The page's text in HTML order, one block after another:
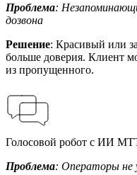
Проблема:
дозвона
Решение: Красивый или
больше доверия. Клиент
из пропущенного.
Голосовой робот с ИИ
Проблема: Операторы не